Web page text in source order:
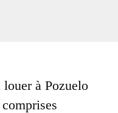
à Pozuelo